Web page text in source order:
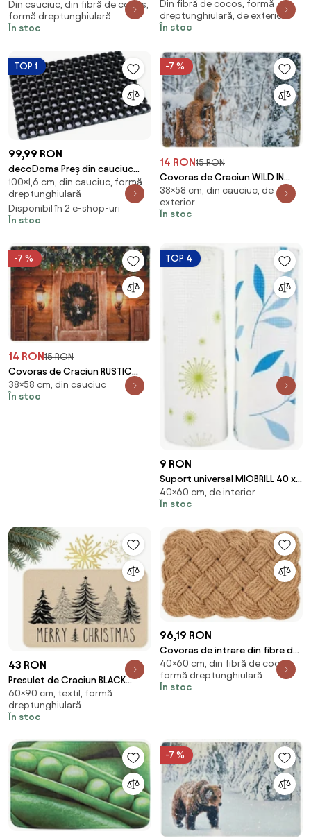
de cocos CIOBANESC GERMAN
40 x 60 cm
Din cauciuc, din fibră de cocos,
formă dreptunghiulară
În stoc
de cocos MACI 40 x 60 cm
Din fibră de cocos, formă
dreptunghiulară, de exterior
În stoc
TOP 1
99,99 RON
decoDoma Preş din cauciuc
Compos Doormat 50 x 100 cm
100×1,6 cm, din cauciuc, formă
dreptunghiulară
Disponibil în 2 e-shop-uri
În stoc
-7 %
14 RON15 RON
Covoras de Craciun WILD IN
WHITE 38x58 cm - mai multe
variante Varianta: Veverita
38×58 cm, din cauciuc, de
exterior
În stoc
-7 %
14 RON15 RON
Covoras de Craciun RUSTIC
WELCOME 38x58 cm - mai
multe variante Varianta:
38×58 cm, din cauciuc
În stoc
TOP 4
9 RON
Suport universal MIOBRILL 40 x
60 cm
40×60 cm, de interior
În stoc
43 RON
Presulet de Craciun BLACK
FOREST 60x90 cm, bej
60×90 cm, textil, formă
dreptunghiulară
În stoc
96,19 RON
Covoras de intrare din fibre de
Cocos, 60x40 cm, Treccia
Bizzotto
40×60 cm, din fibră de cocos,
formă dreptunghiulară
În stoc
-7 %